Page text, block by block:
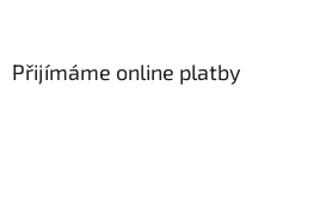
Přijímáme online platby